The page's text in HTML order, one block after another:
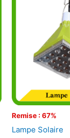
Remise : 67%
Lampe Solaire